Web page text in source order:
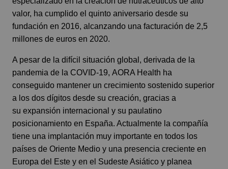
valor, ha cumplido el quinto aniversario desde su
fundación en 2016, alcanzando una facturación de 2,5
millones de euros en 2020.
A pesar de la difícil situación global, derivada de la
pandemia de la COVID-19, AORA Health ha
conseguido mantener un crecimiento sostenido superior
a los dos dígitos desde su creación, gracias a
su expansión internacional y su paulatino
posicionamiento en España. Actualmente la compañía
tiene una implantación muy importante en todos los
países de Oriente Medio y una presencia creciente en
Europa del Este y en el Sudeste Asiático y planea